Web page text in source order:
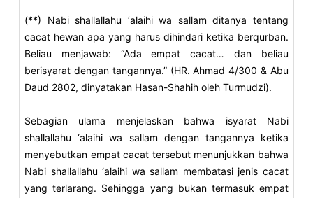
(**) Nabi shallallahu ‘alaihi wa sallam ditanya tentang
cacat hewan apa yang harus dihindari ketika berqurban.
Beliau menjawab: “Ada empat cacat… dan beliau
berisyarat dengan tangannya.” (HR. Ahmad 4/300 & Abu
Daud 2802, dinyatakan Hasan-Shahih oleh Turmudzi).
Sebagian ulama menjelaskan bahwa isyarat Nabi
shallallahu ‘alaihi wa sallam dengan tangannya ketika
menyebutkan empat cacat tersebut menunjukkan bahwa
Nabi shallallahu ‘alaihi wa sallam membatasi jenis cacat
yang terlarang. Sehingga yang bukan termasuk empat